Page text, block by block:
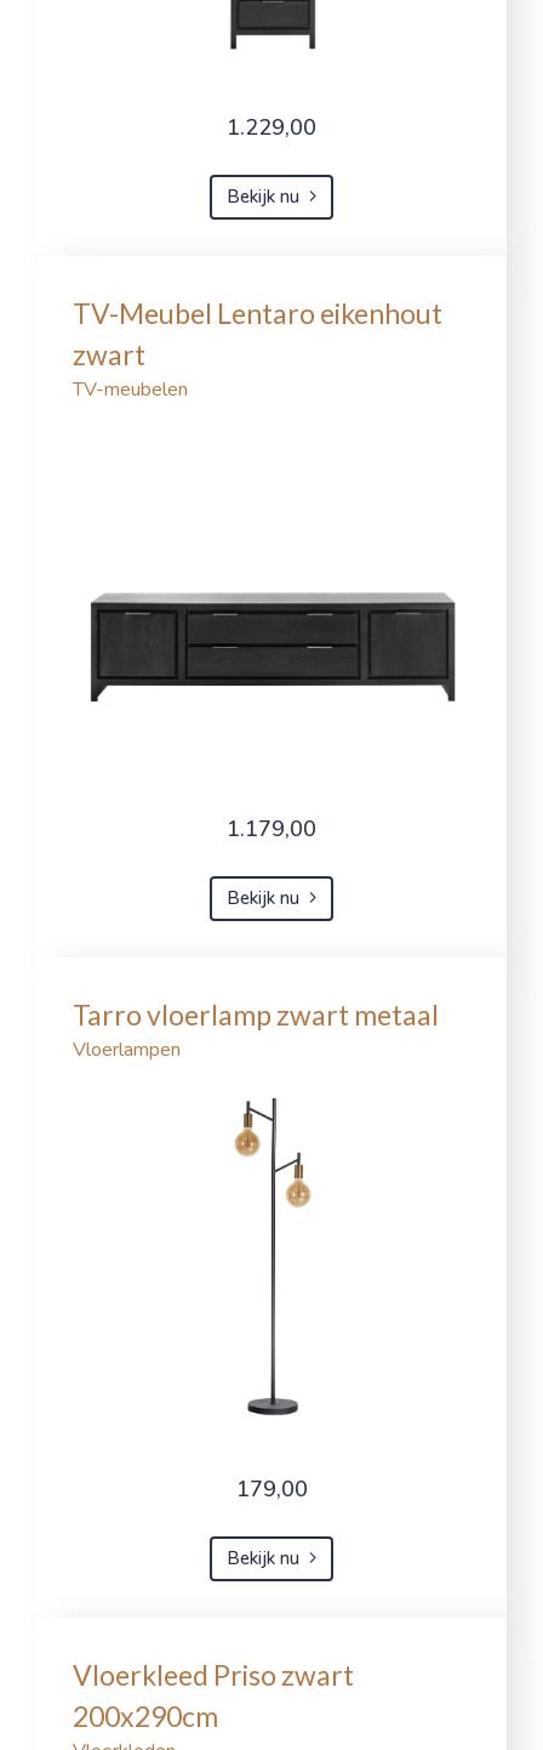
1.229,00
Bekijk nu
TV-Meubel Lentaro eikenhout
zwart
TV-meubelen
1.179,00
Bekijk nu
Tarro vloerlamp zwart metaal
Vloerlampen
179,00
Bekijk nu
Vloerkleed Priso zwart
200x290cm